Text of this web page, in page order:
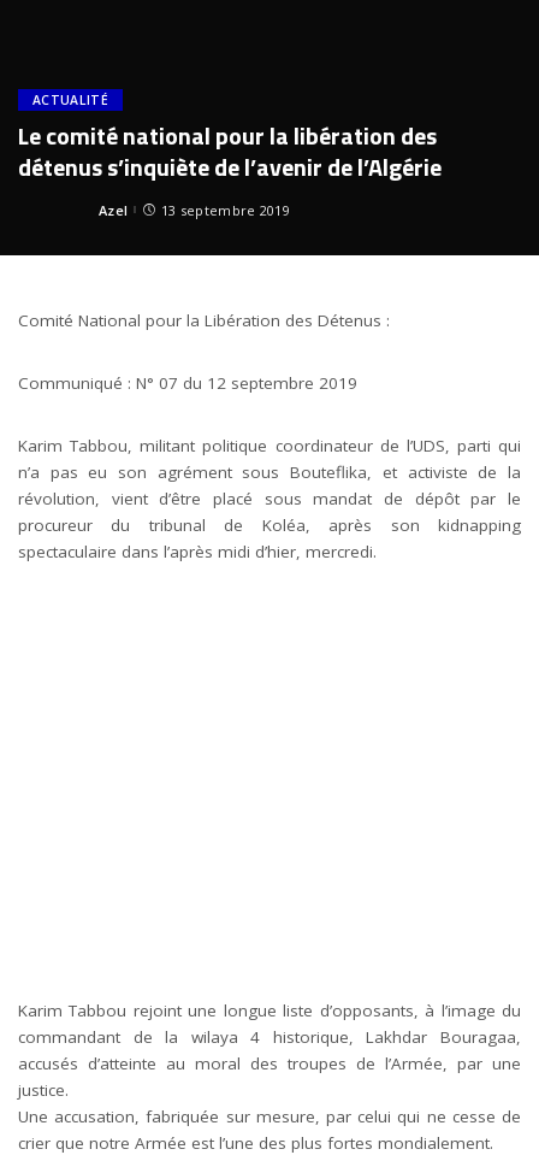
ACTUALITÉ
Le comité national pour la libération des
détenus s’inquiète de l’avenir de l’Algérie
Posted
Azel 13 septembre 2019
Comité National pour la Libération des Détenus :
Communiqué : N° 07 du 12 septembre 2019
Karim Tabbou, militant politique coordinateur de l’UDS, parti qui
n’a pas eu son agrément sous Bouteflika, et activiste de la
révolution, vient d’être placé sous mandat de dépôt par le
procureur du tribunal de Koléa, après son kidnapping
spectaculaire dans l’après midi d’hier, mercredi.
Karim Tabbou rejoint une longue liste d’opposants, à l’image du
commandant de la wilaya 4 historique, Lakhdar Bouragaa,
accusés d’atteinte au moral des troupes de l’Armée, par une
justice.
Une accusation, fabriquée sur mesure, par celui qui ne cesse de
crier que notre Armée est l’une des plus fortes mondialement.